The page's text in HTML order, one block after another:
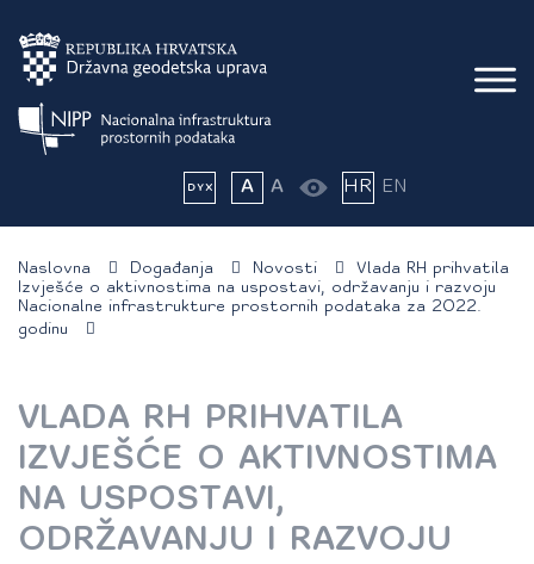
A A HR EN
Naslovna Događanja Novosti
Vlada RH prihvatila
Izvješće o aktivnostima na uspostavi, održavanju i razvoju
Nacionalne infrastrukture prostornih podataka za 2022.
godinu
VLADA RH PRIHVATILA
IZVJEŠĆE O AKTIVNOSTIMA
NA USPOSTAVI,
ODRŽAVANJU I RAZVOJU